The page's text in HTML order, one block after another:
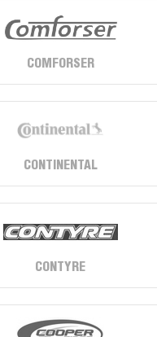
COMFORSER
CONTINENTAL
CONTYRE